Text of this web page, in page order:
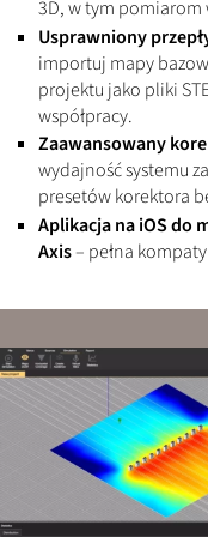
3D, w tym
Usprawniony
importuj mapy
projektu jako pliki
współpracy.
Zaawansowany
wydajność systemu
presetów korektora
Aplikacja na iOS do
Axis– pełna